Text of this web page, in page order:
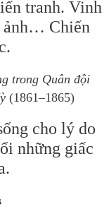
tranh. Vinh
ảnh… Chiến
trong Quân đội
(1861–1865)
cho lý do
những giấc